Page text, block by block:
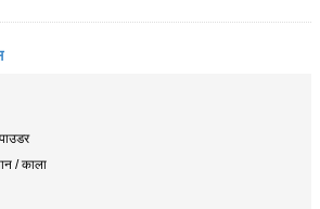
/ काला